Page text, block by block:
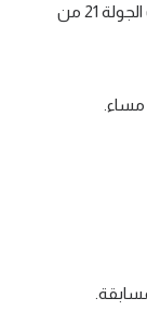
21 من
مساء.